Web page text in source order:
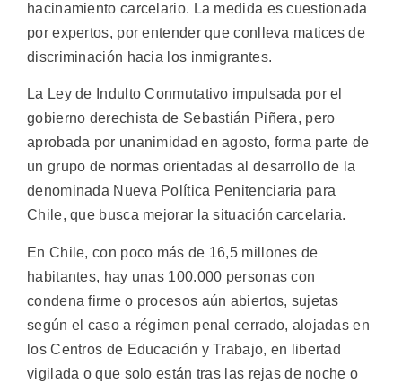
hacinamiento carcelario. La medida es cuestionada
por expertos, por entender que conlleva matices de
discriminación hacia los inmigrantes.
La Ley de Indulto Conmutativo impulsada por el
gobierno derechista de Sebastián Piñera, pero
aprobada por unanimidad en agosto, forma parte de
un grupo de normas orientadas al desarrollo de la
denominada Nueva Política Penitenciaria para
Chile, que busca mejorar la situación carcelaria.
En Chile, con poco más de 16,5 millones de
habitantes, hay unas 100.000 personas con
condena firme o procesos aún abiertos, sujetas
según el caso a régimen penal cerrado, alojadas en
los Centros de Educación y Trabajo, en libertad
vigilada o que solo están tras las rejas de noche o